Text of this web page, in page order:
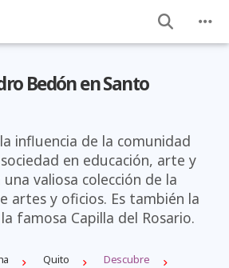
Bedón en Santo
influencia de la comunidad
en educación, arte y
valiosa colección de la
artes y oficios. Es también la
famosa Capilla del Rosario.
Quito
Descubre